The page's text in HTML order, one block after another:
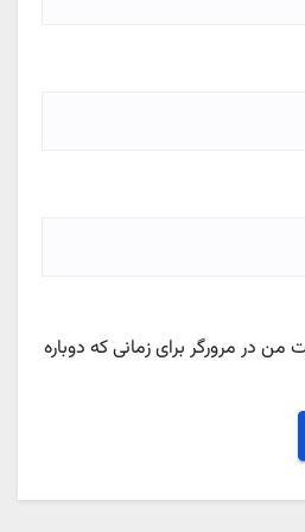
من در مرورگر برای زمانی که دوباره